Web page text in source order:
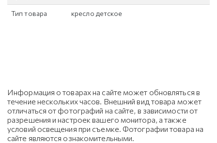
Тип товара кресло детское
Информация о товарах на сайте может обновляться в
течение нескольких часов. Внешний вид товара может
отличаться от фотографий на сайте, в зависимости от
разрешения и настроек вашего монитора, а также
условий освещения при съемке. Фотографии товара на
сайте являются ознакомительными.